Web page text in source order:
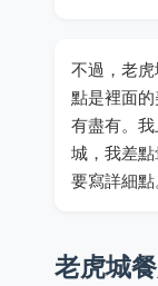
不過，老
點是裡面
有盡有。
城，我差
要寫詳細點
老虎城